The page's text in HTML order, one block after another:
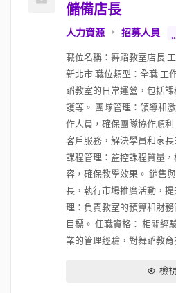
儲備店長
人力資源 招募人員 ...
職位名稱：舞蹈教室店長
新北市 職位類型：全職 工
蹈教室的日常運營，包括
護等。 團隊管理：領導和
作人員，確保團隊協作順
客戶服務，解決學員和家
課程管理：監控課程質量
容，確保教學效果。 銷售
長，執行市場推廣活動，
理：負責教室的預算和財
目標。 任職資格： 相關經
業的管理經驗，對舞蹈教育
檢